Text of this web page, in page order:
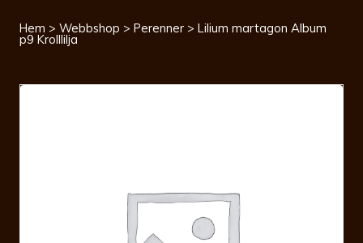
Hem > Webbshop > Perenner > Lilium martagon Album
p9 Krolllilja